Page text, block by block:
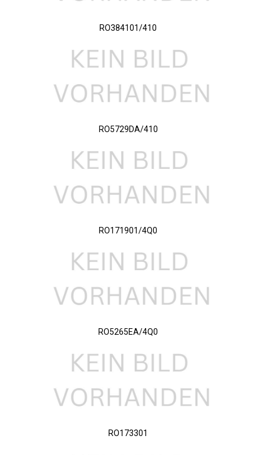
RO384101/410
RO5729DA/410
RO171901/4Q0
RO5265EA/4Q0
RO173301